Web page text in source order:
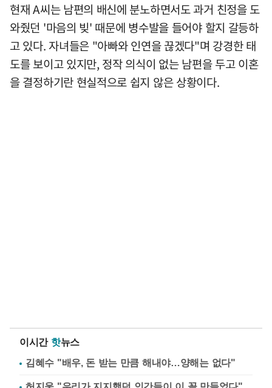
현재 A씨는 남편의 배신에 분노하면서도 과거 친정을 도
와줬던 '마음의 빚' 때문에 병수발을 들어야 할지 갈등하
고 있다. 자녀들은 "아빠와 인연을 끊겠다"며 강경한 태
도를 보이고 있지만, 정작 의식이 없는 남편을 두고 이혼
을 결정하기란 현실적으로 쉽지 않은 상황이다.
이시간 핫뉴스
김혜수 "배우, 돈 받는 만큼 해내야…양해는 없다"